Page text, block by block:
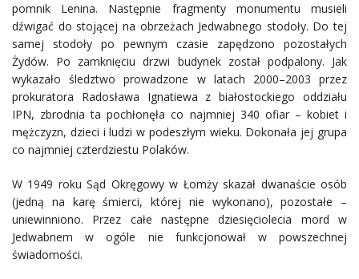
pomnik Lenina. Następnie fragmenty monumentu musieli
dźwigać do stojącej na obrzeżach Jedwabnego stodoły. Do tej
samej stodoły po pewnym czasie zapędzono pozostałych
Żydów. Po zamknięciu drzwi budynek został podpalony. Jak
wykazało śledztwo prowadzone w latach 2000–2003 przez
prokuratora Radosława Ignatiewa z białostockiego oddziału
IPN, zbrodnia ta pochłonęła co najmniej 340 ofiar – kobiet i
mężczyzn, dzieci i ludzi w podeszłym wieku. Dokonała jej grupa
co najmniej czterdziestu Polaków.
W 1949 roku Sąd Okręgowy w Łomży skazał dwanaście osób
(jedną na karę śmierci, której nie wykonano), pozostałe –
uniewinniono. Przez całe następne dziesięciolecia mord w
Jedwabnem w ogóle nie funkcjonował w powszechnej
świadomości.